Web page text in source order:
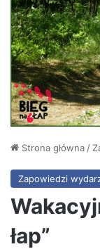
Strona główna /
Zapowiedzi
łap”